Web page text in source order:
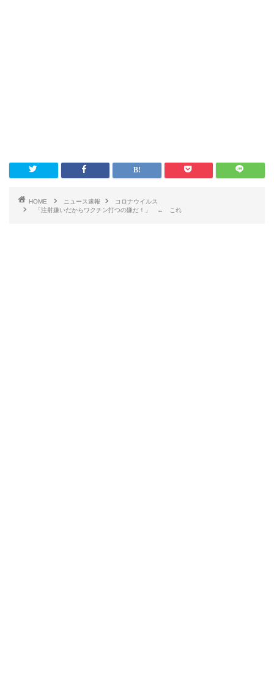
HOME ニュース速報
コロナウイルス
「注射嫌いだからワクチン打つの嫌だ！」 ← これ